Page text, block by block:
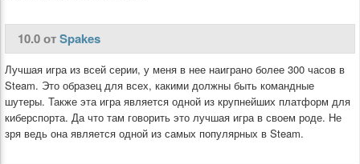
10.0 отSpakes
Лучшая игра из всей серии, у меня в нее наиграно более 300 часов в
Steam. Это образец для всех, какими должны быть командные
шутеры. Также эта игра является одной из крупнейших платформ для
киберспорта. Да что там говорить это лучшая игра в своем роде. Не
зря ведь она является одной из самых популярных в Steam.